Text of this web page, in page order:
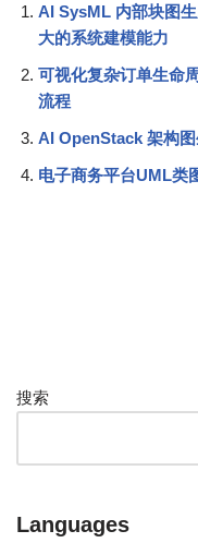
AI SysML 内部块图
大的系统建模能力
可视化复杂订单生命
流程
AI OpenStack 架构
电子商务平台UML类
搜索
Languages